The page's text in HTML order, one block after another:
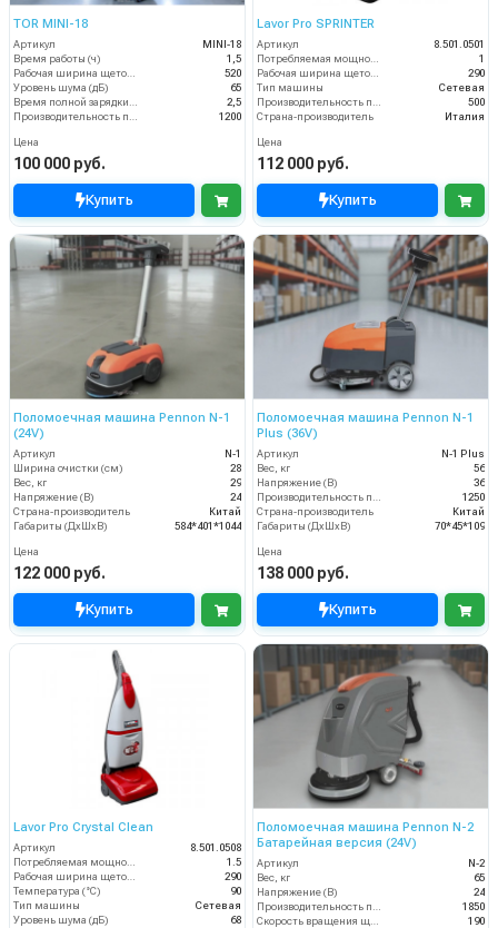
TOR MINI-18
Артикул
MINI-18
Время работы (ч)
1,5
Рабочая ширина щеток (мм)
520
Уровень шума (дБ)
65
Время полной зарядки аккумулятора (ч)
2,5
Производительность по площади (м2/ч)
1200
Цена
100 000 руб.
Купить
Lavor Pro SPRINTER
Артикул
8.501.0501
Потребляемая мощность (кВт)
1
Рабочая ширина щеток (мм)
290
Тип машины
Сетевая
Производительность по площади (м2/ч)
500
Страна-производитель
Италия
Цена
112 000 руб.
Купить
Поломоечная машина Pennon N-1
(24V)
Артикул
N-1
Ширина очистки (см)
28
Вес, кг
29
Напряжение (В)
24
Страна-производитель
Китай
Габариты (ДхШхВ)
584*401*1044
Цена
122 000 руб.
Купить
Поломоечная машина Pennon N-1
Plus (36V)
Артикул
N-1 Plus
Вес, кг
56
Напряжение (В)
36
Производительность по площади (м2/ч)
1250
Страна-производитель
Китай
Габариты (ДхШхВ)
70*45*109
Цена
138 000 руб.
Купить
Lavor Pro Crystal Clean
Артикул
8.501.0508
1.5
290
Температура (°C)
90
Тип машины
Сетевая
Уровень шума (дБ)
68
Поломоечная машина Pennon N-2
Батарейная версия (24V)
Артикул
N-2
Вес, кг
65
Напряжение (В)
24
1850
190